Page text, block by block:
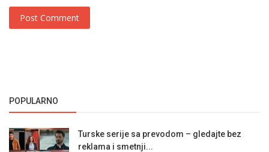
Post Comment
POPULARNO
Turske serije sa prevodom – gledajte bez
reklama i smetnji...